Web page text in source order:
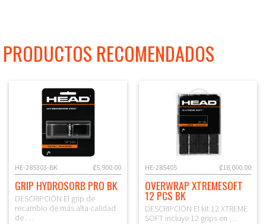
PRODUCTOS RECOMENDADOS
₡5,900.00
HE-285303-BK
GRIP HYDROSORB PRO BK
DESCRIPCIÓN El grip de
recambio de más alta calidad
de …
₡18,000.00
HE-285405
OVERWRAP XTREMESOFT
12 PCS BK
DESCRIPCIÓN El kit 12 XTREME
SOFT incluye 12 grips en …